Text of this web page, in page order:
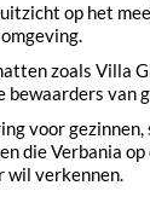
op het
zoals Villa
van
voor
die Verbania
wil verkennen.